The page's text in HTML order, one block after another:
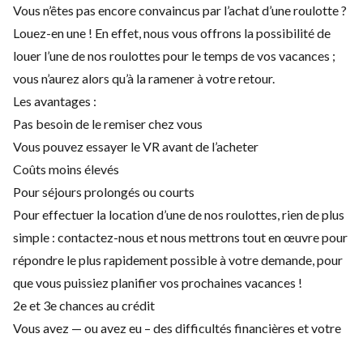
Vous n’êtes pas encore convaincus par l’achat d’une roulotte ?
Louez-en une ! En effet, nous vous offrons la possibilité de
louer l’une de nos roulottes pour le temps de vos vacances ;
vous n’aurez alors qu’à la ramener à votre retour.
Les avantages :
Pas besoin de le remiser chez vous
Vous pouvez essayer le VR avant de l’acheter
Coûts moins élevés
Pour séjours prolongés ou courts
Pour effectuer la location d’une de nos roulottes, rien de plus
simple : contactez-nous et nous mettrons tout en œuvre pour
répondre le plus rapidement possible à votre demande, pour
que vous puissiez planifier vos prochaines vacances !
2e et 3e chances au crédit
Vous avez — ou avez eu – des difficultés financières et votre